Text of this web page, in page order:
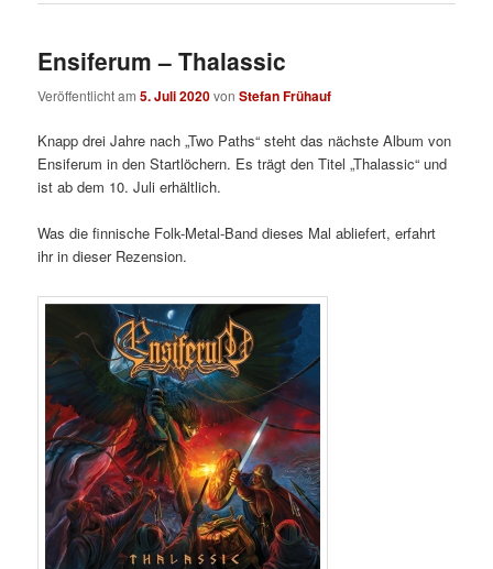
Ensiferum – Thalassic
Veröffentlicht am5. Juli 2020vonStefan Frühauf
Knapp drei Jahre nach „Two Paths“ steht das nächste Album von
Ensiferum in den Startlöchern. Es trägt den Titel „Thalassic“ und
ist ab dem 10. Juli erhältlich.
Was die finnische Folk-Metal-Band dieses Mal abliefert, erfahrt
ihr in dieser Rezension.